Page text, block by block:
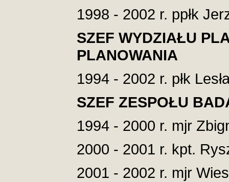
1998 - 2002 r. ppłk
SZEF WYDZIAŁU
PLANOWANIA
1994 - 2002 r. płk
SZEF ZESPOŁU
1994 - 2000 r. mjr
2000 - 2001 r. kpt.
2001 - 2002 r. mjr